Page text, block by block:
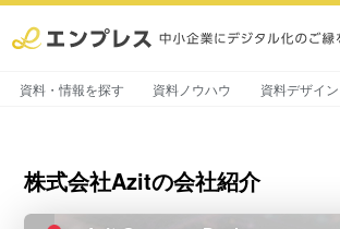
資料・情報を探す 資料ノウハウ 資料デザイン
株式会社Azitの会社紹介